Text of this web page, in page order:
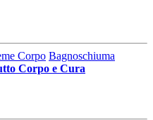
Corpo Bagnoschiuma
Corpo e Cura